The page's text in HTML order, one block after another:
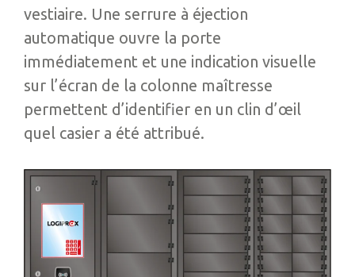
vestiaire. Une serrure à éjection
automatique ouvre la porte
immédiatement et une indication visuelle
sur l’écran de la colonne maîtresse
permettent d’identifier en un clin d’œil
quel casier a été attribué.